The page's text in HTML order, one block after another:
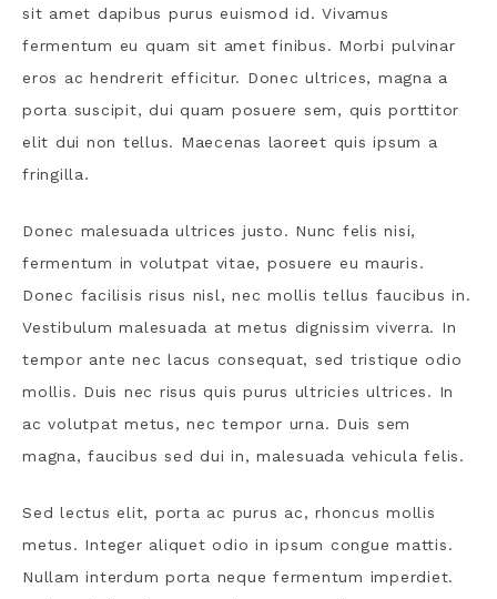
sit amet dapibus purus euismod id. Vivamus
fermentum eu quam sit amet finibus. Morbi pulvinar
eros ac hendrerit efficitur. Donec ultrices, magna a
porta suscipit, dui quam posuere sem, quis porttitor
elit dui non tellus. Maecenas laoreet quis ipsum a
fringilla.
Donec malesuada ultrices justo. Nunc felis nisi,
fermentum in volutpat vitae, posuere eu mauris.
Donec facilisis risus nisl, nec mollis tellus faucibus in.
Vestibulum malesuada at metus dignissim viverra. In
tempor ante nec lacus consequat, sed tristique odio
mollis. Duis nec risus quis purus ultricies ultrices. In
ac volutpat metus, nec tempor urna. Duis sem
magna, faucibus sed dui in, malesuada vehicula felis.
Sed lectus elit, porta ac purus ac, rhoncus mollis
metus. Integer aliquet odio in ipsum congue mattis.
Nullam interdum porta neque fermentum imperdiet.